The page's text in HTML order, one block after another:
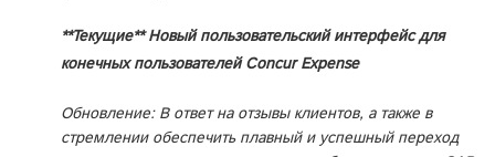
**Текущие** Новый пользовательский интерфейс для
конечных пользователей Concur Expense
Обновление: В ответ на отзывы клиентов, а также в
стремлении обеспечить плавный и успешный переход